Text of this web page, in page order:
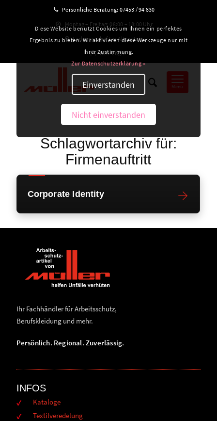
Persönliche Beratung: 07453 / 94 830
Montag – Freitag: 08:00 – 18:00 Uhr
Ladengeschäft in Altensteig
B2B-Login
Menü
Schlagwortarchiv für:
Firmenauftritt
Corporate Identity
Ihr Fachhändler für Arbeitsschutz,
Berufskleidung und mehr.
Persönlich. Regional. Zuverlässig.
INFOS
Kataloge
Textilveredelung
Diese Website benutzt Cookies um Ihnen ein perfektes
Ergebnis zu bieten. Wir aktivieren diese Werkzeuge nur mit
Ihrer Zustimmung.
Zur Datenschutzerklärung »
Einverstanden
Nicht einverstanden